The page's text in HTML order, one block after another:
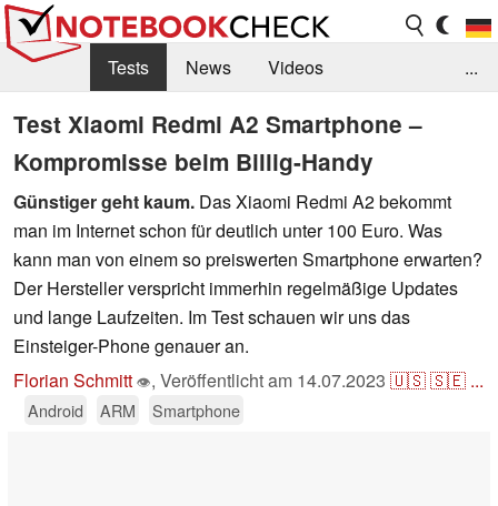
Tests News
Videos
Benchmarks & Tech
Externe Tests
Kaufberatung
Deals Suche
Jobs
Forum
...
Test Xiaomi Redmi A2 Smartphone –
Kompromisse beim Billig-Handy
Günstiger geht kaum. Das Xiaomi Redmi A2 bekommt
man im Internet schon für deutlich unter 100 Euro. Was
kann man von einem so preiswerten Smartphone erwarten?
Der Hersteller verspricht immerhin regelmäßige Updates
und lange Laufzeiten. Im Test schauen wir uns das
Einsteiger-Phone genauer an.
Florian Schmitt 👁, Veröffentlicht am 14.07.2023 🇺🇸🇸🇪 ...
Android ARM Smartphone